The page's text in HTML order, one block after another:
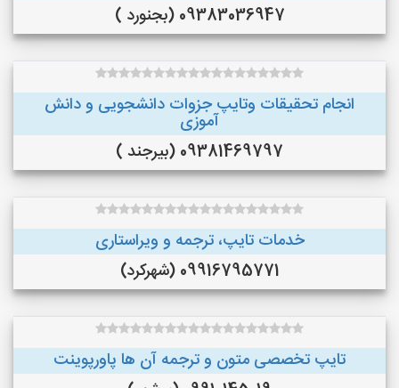
09383036947 (بجنورد )
انجام تحقیقات وتایپ جزوات دانشجویی و دانش
آموزی
09381469797 (بیرجند )
خدمات تایپ، ترجمه و ویراستاری
09916795771 (شهرکرد)
تایپ تخصصی متون و ترجمه آن ها پاورپوینت